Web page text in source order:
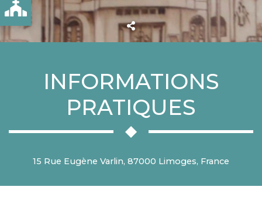
INFORMATIONS
PRATIQUES
15 Rue Eugène Varlin, 87000 Limoges, France